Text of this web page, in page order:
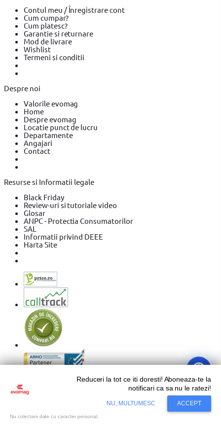
Contul meu / Înregistrare cont
Cum cumpar?
Cum platesc?
Garantie si returnare
Mod de livrare
Wishlist
Termeni si conditii
Despre noi
Valorile evomag
Home
Despre evomag
Locatie punct de lucru
Departamente
Angajari
Contact
Resurse si Informatii legale
Black Friday
Review-uri si tutoriale video
Glosar
ANPC - Protectia Consumatorilor
SAL
Informatii privind DEEE
Harta Site
Copyright © 2026 Evolution Systems SRL. Centrul Logistic
Apollo, Bloc C, Drumul Intre Tarlale 160 - 174, Sector 3,
Sari la conținut
Reduceri la tot ce iti doresti! Aboneaza-te la
notificari ca sa nu le ratezi!
NU, MULTUMESC ACCEPT
Nu colectam date cu caracter personal.